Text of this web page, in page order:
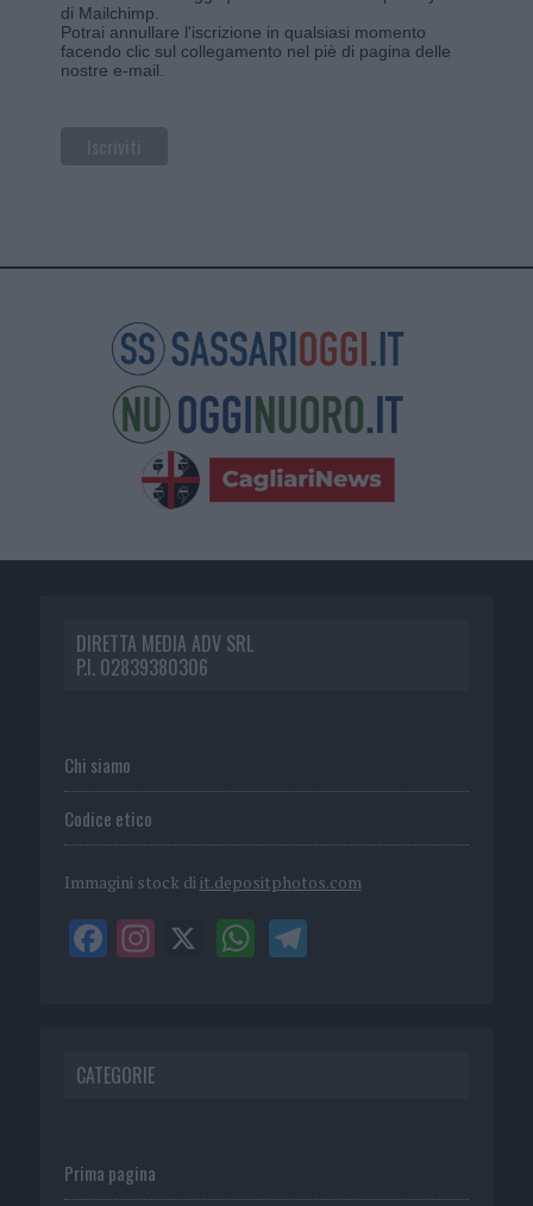
di Mailchimp
Potrai annullare l'iscrizione in qualsiasi momento
facendo clic sul collegamento nel piè di pagina delle
nostre e-mail.
DIRETTA MEDIA ADV SRL
P.I. 02839380306
Chi siamo
Codice etico
Immagini stock di it.depositphotos.com
CATEGORIE
Prima pagina